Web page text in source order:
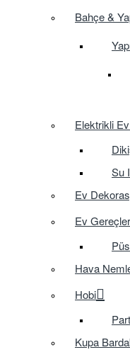
Bahçe &
Elektrikli
Su
Ev
Ev
Hava
Hobi
Kupa